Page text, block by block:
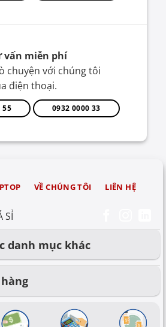
vấn miễn phí
chuyện với chúng tôi
điện thoại.
55 0932 0000 33
SỈ
VỀ CHÚNG TÔI LIÊN HỆ
danh mục khác